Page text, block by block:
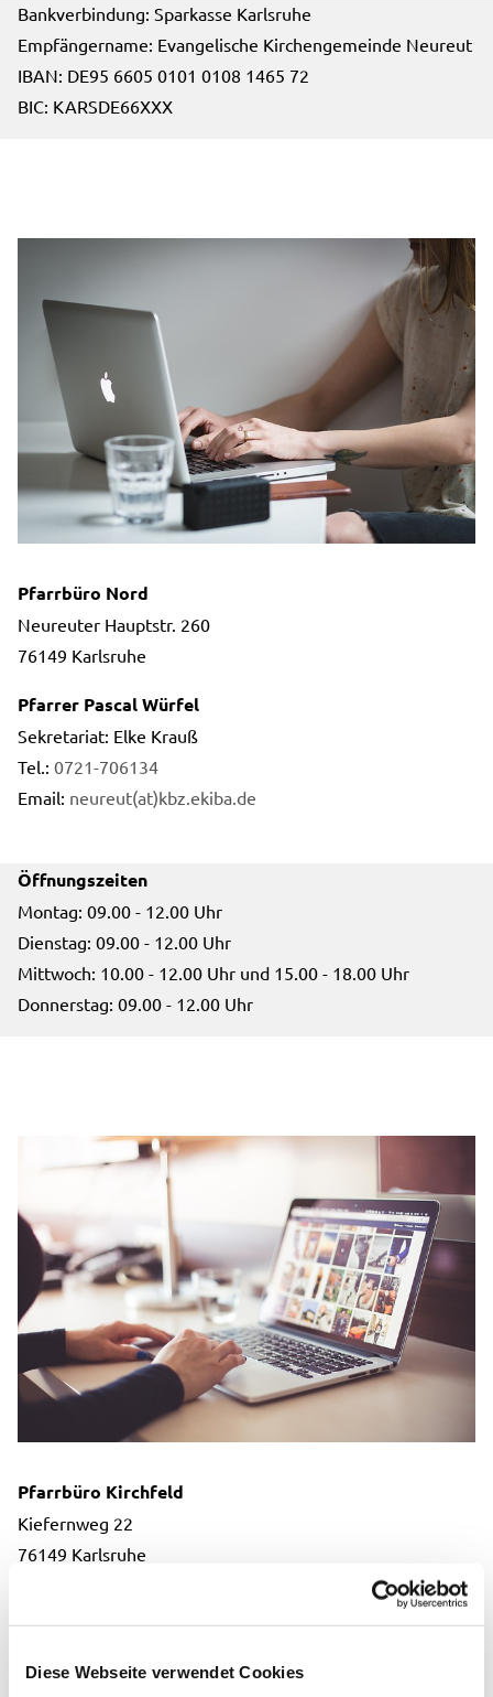
Diese Webseite verwendet Cookies
Bankverbindung: Sparkasse Karlsruhe
Empfängername: Evangelische Kirchengemeinde Neureut
IBAN: DE95 6605 0101 0108 1465 72
BIC: KARSDE66XXX
Pfarrbüro Nord
Neureuter Hauptstr. 260
76149 Karlsruhe
Pfarrer Pascal Würfel
Sekretariat: Elke Krauß
Tel.: 0721-706134
Email: neureut(at)kbz.ekiba.de
Öffnungszeiten
Montag: 09.00 - 12.00 Uhr
Dienstag: 09.00 - 12.00 Uhr
Mittwoch: 10.00 - 12.00 Uhr und 15.00 - 18.00 Uhr
Donnerstag: 09.00 - 12.00 Uhr
Pfarrbüro Kirchfeld
Kiefernweg 22
76149 Karlsruhe
Sekretariat: Christiane Wieland-Knieriemen
Tel.0721-705881